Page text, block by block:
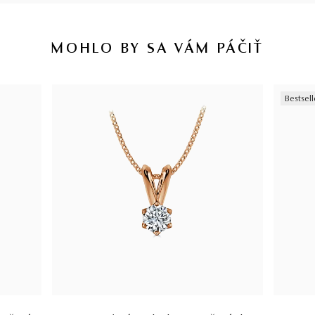
MOHLO BY SA VÁM PÁČIŤ